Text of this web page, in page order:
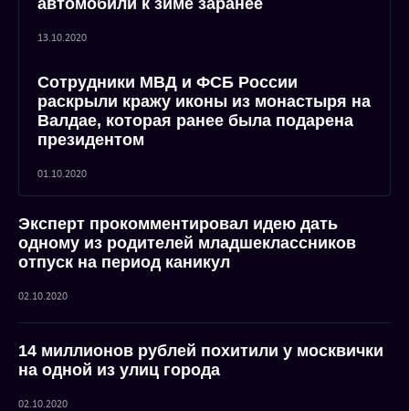
автомобили к зиме заранее
13.10.2020
Сотрудники МВД и ФСБ России
раскрыли кражу иконы из монастыря на
Валдае, которая ранее была подарена
президентом
01.10.2020
Эксперт прокомментировал идею дать
одному из родителей младшеклассников
отпуск на период каникул
02.10.2020
14 миллионов рублей похитили у москвички
на одной из улиц города
02.10.2020